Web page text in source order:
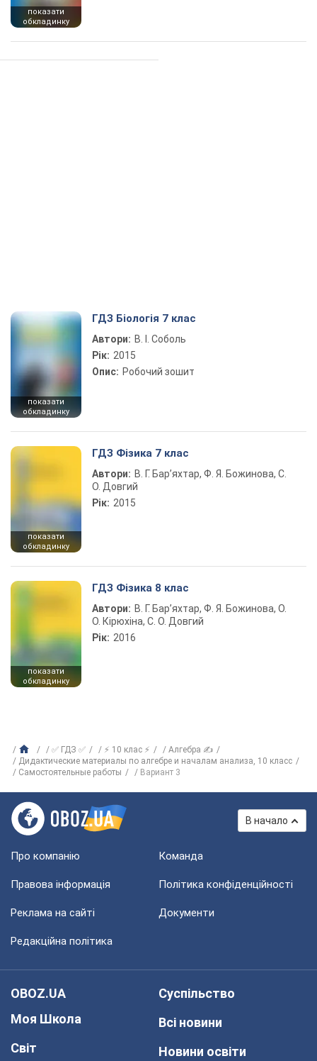
показати
обкладинку
показати
обкладинку
ГДЗ Біологія 7 клас
Автори: В. І. Соболь
Рік: 2015
Опис: Робочий зошит
показати
обкладинку
ГДЗ Фізика 7 клас
Автори: В. Г. Бар’яхтар, Ф. Я. Божинова, С.
О. Довгий
Рік: 2015
показати
обкладинку
ГДЗ Фізика 8 клас
Автори: В. Г. Бар’яхтар, Ф. Я. Божинова, О.
О. Кірюхіна, С. О. Довгий
Рік: 2016
✅ ГДЗ ✅ ⚡ 10 клас ⚡
Алгебра ✍
Дидактические материалы по алгебре и началам анализа, 10 класс
Самостоятельные работы
Вариант 3
В начало
Про компанію Команда
Правова інформація Політика конфіденційності
Реклама на сайті Документи
Редакційна політика
OBOZ.UA
Моя Школа
Світ
Суспільство
Всі новини
Новини освіти